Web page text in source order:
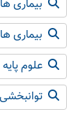
بیماری
بیماری
علوم پایه